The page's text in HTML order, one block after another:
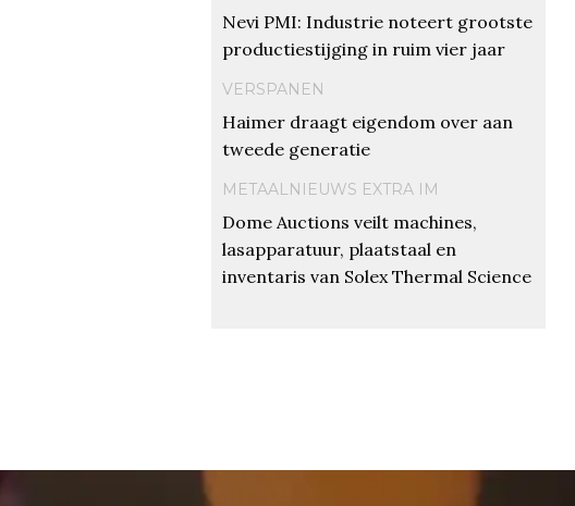
Nevi PMI: Industrie noteert grootste
productiestijging in ruim vier jaar
VERSPANEN
Haimer draagt eigendom over aan
tweede generatie
METAALNIEUWS EXTRA IM
Dome Auctions veilt machines,
lasapparatuur, plaatstaal en
inventaris van Solex Thermal Science